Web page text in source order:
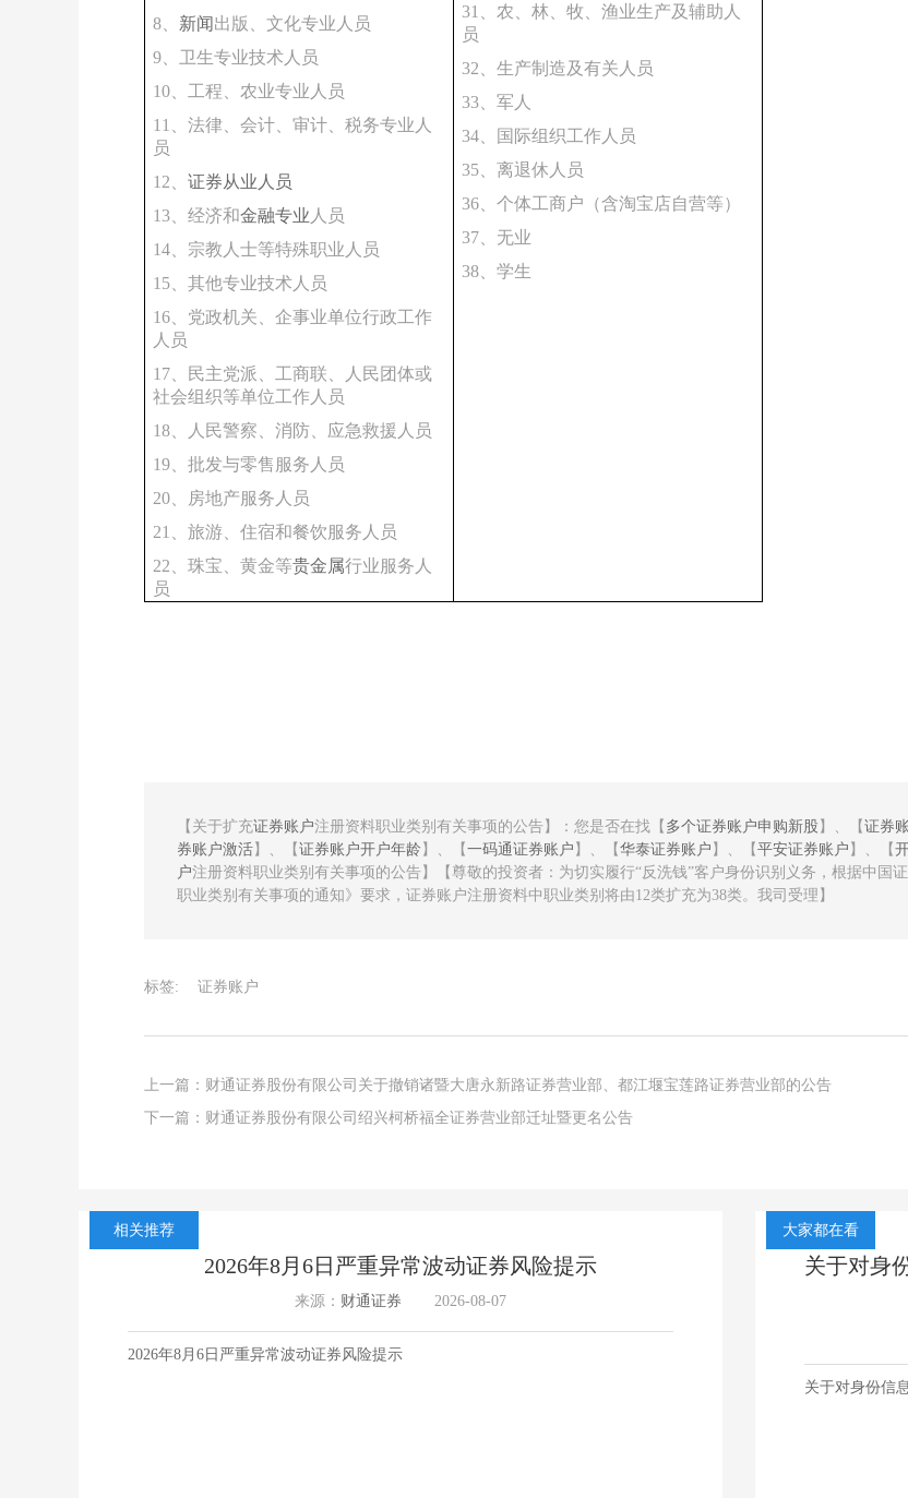
8、 新闻出版、文化专业人员
9、卫生专业技术人员
10、工程、农业专业人员
11、法律、会计、审计、税务专业人
员
12、证券从业人员
13、经济和金融专业 人员
14、宗教人士等特殊职业人员
15、其他专业技术人员
16、党政机关、企事业单位行政工作
人员
17、民主党派、工商联、人民团体或
社会组织等单位工作人员
18、人民警察、消防、应急救援人员
19、批发与零售服务人员
20、房地产服务人员
21、旅游、住宿和餐饮服务人员
22、珠宝、黄金等贵金属行业服务人
员
31、农、林、牧、渔业生产及辅助人
员
32、生产制造及有关人员
33、军人
34、国际组织工作人员
35、离退休人员
36、个体工商户（含淘宝店自营等）
37、无业
38、学生
【关于扩充证券账户注册资料职业类别有关事项的公告】：您是否在找【 多个证券账户申购新股 】、【 证券
券账户激活 】、【 证券账户开户年龄 】、【 一码通证券账户 】、【 华泰证券账户 】、【 平安证券账户 】、【
户注册资料职业类别有关事项的公告】【尊敬的投资者：为切实履行“反洗钱”客户身份识别义务，根据中国
职业类别有关事项的通知》要求，证券账户注册资料中职业类别将由12类扩充为38类。我司受理】
标签: 证券账户
上一篇： 财通证券股份有限公司关于撤销诸暨大唐永新路证券营业部、都江堰宝莲路证券营业部的公告
下一篇： 财通证券股份有限公司绍兴柯桥福全证券营业部迁址暨更名公告
相关推荐
2026年8月6日严重异常波动证券风险提示
来源： 财通证券 2026-08-07
2026年8月6日严重异常波动证券风险提示
大家都在看
关于对身
关于对身份信